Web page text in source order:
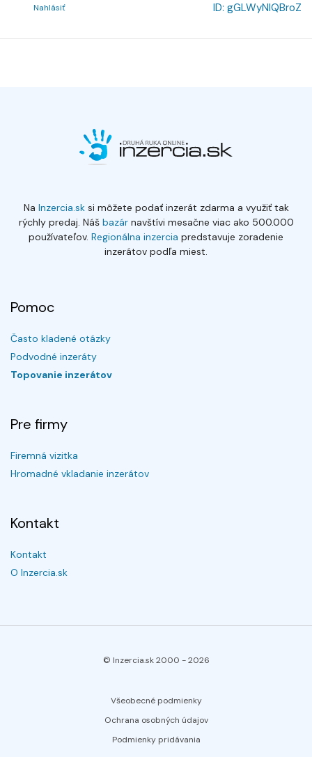
Nahlásiť ID: gGLWyNlQBroZ
Na Inzercia.sksi môžete podať inzerát zdarma a využiť tak
rýchly predaj. Náš bazárnavštívi mesačne viac ako 500.000
používateľov. Regionálna inzercia predstavuje zoradenie
inzerátov podľa miest.
Pomoc
Často kladené otázky
Podvodné inzeráty
Topovanie inzerátov
Pre firmy
Firemná vizitka
Hromadné vkladanie inzerátov
Kontakt
Kontakt
O Inzercia.sk
© Inzercia.sk 2000 -2026
Všeobecné podmienky
Ochrana osobných údajov
Podmienky pridávania